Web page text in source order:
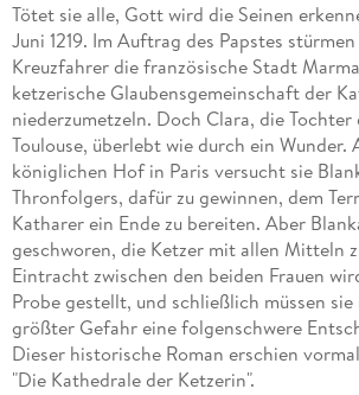
Tötet sie alle, Gott wird die Seinen
Juni 1219. Im Auftrag des Papstes
Kreuzfahrer die französische Stadt
ketzerische Glaubensgemeinschaft der
niederzumetzeln. Doch Clara, die
Toulouse, überlebt wie durch ein Wunder.
königlichen Hof in Paris versucht sie
Thronfolgers, dafür zu gewinnen, dem
Katharer ein Ende zu bereiten. Aber
geschworen, die Ketzer mit allen Mitteln
Eintracht zwischen den beiden Frauen
Probe gestellt, und schließlich müssen
größter Gefahr eine folgenschwere
Dieser historische Roman erschien
"Die Kathedrale der Ketzerin".